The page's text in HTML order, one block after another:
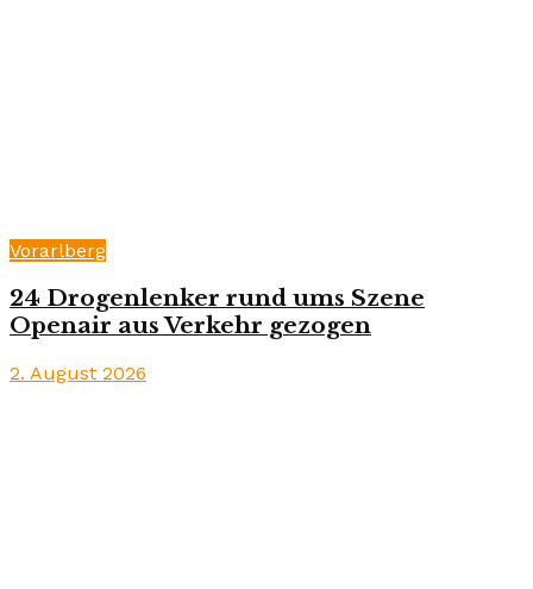
Vorarlberg
24 Drogenlenker rund ums Szene
Openair aus Verkehr gezogen
2. August 2026